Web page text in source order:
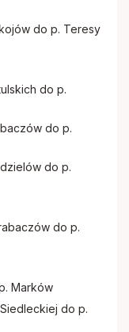
do p. Teresy
do p.
do p.
do p.
do p.
Marków
do p.